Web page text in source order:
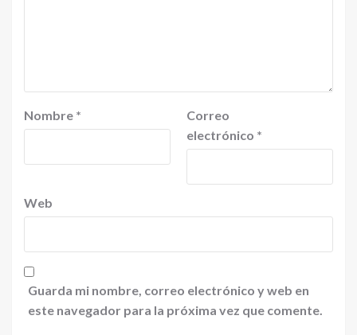
Nombre *
Correo
electrónico *
Web
Guarda mi nombre, correo electrónico y web en
este navegador para la próxima vez que comente.